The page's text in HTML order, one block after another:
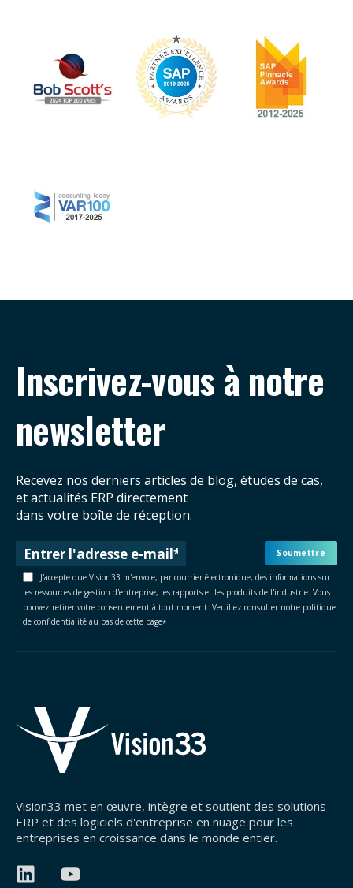
Inscrivez-vous à notre
newsletter
Recevez nos derniers articles de blog, études de cas,
et actualités ERP directement
dans votre boîte de réception.
J'accepte que Vision33 m'envoie, par courrier électronique, des informations sur
les ressources de gestion d'entreprise, les rapports et les produits de l'industrie. Vous
pouvez retirer votre consentement à tout moment. Veuillez consulter notre politique
de confidentialité au bas de cette page*
Vision33 met en œuvre, intègre et soutient des solutions
ERP et des logiciels d'entreprise en nuage pour les
entreprises en croissance dans le monde entier.